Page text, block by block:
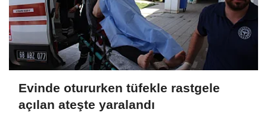
Evinde otururken tüfekle rastgele
açılan ateşte yaralandı